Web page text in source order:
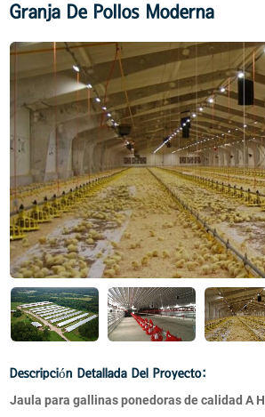
Granja De Pollos Moderna
Descripción Detallada Del Proyecto:
Jaula para gallinas ponedoras de calidad A H